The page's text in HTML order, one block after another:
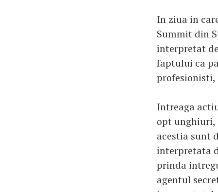
In ziua in
Summit din
interpretat
faptului ca
profesionisti,
Intreaga
opt unghiuri,
acestia sunt
interpretata
prinda
agentul